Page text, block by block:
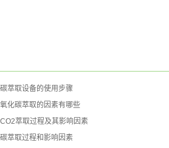
萃取设备的使用步骤
化碳萃取的因素有哪些
萃取过程及其影响因素
萃取过程和影响因素